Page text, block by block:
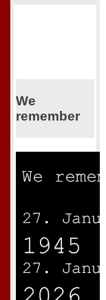
We
remember